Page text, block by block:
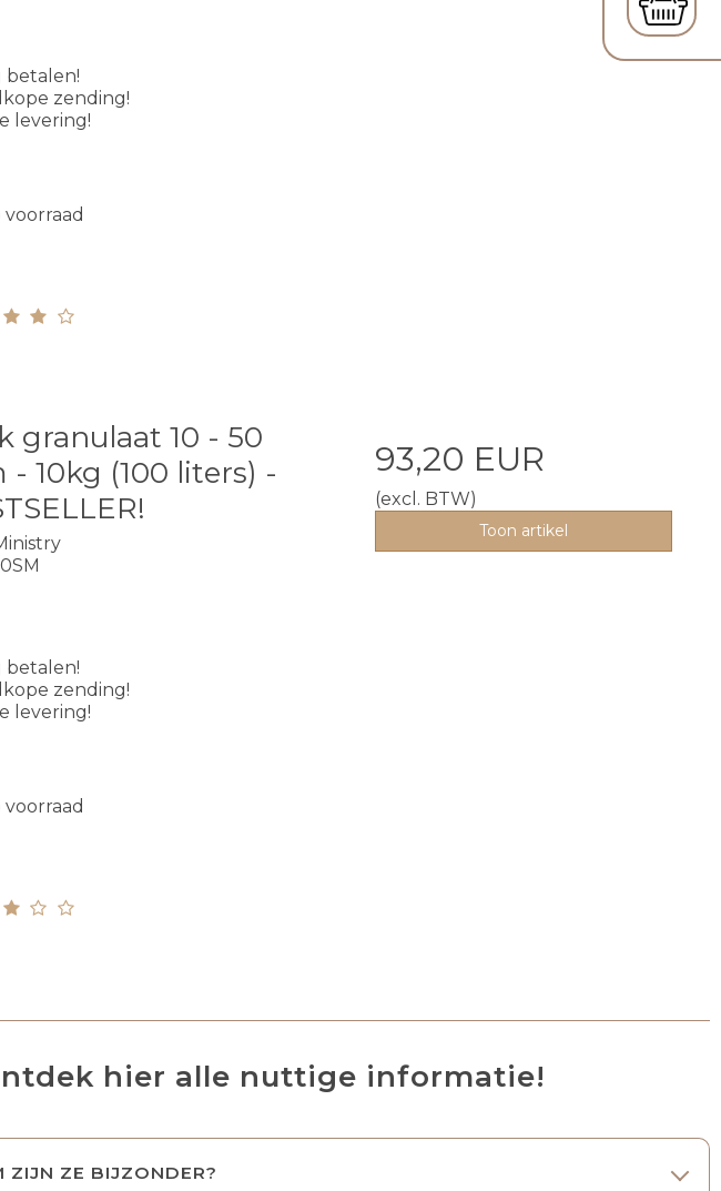
betalen!
zending!
levering!
voorraad
granulaat 10 - 50
- 10kg (100 liters) -
betalen!
zending!
levering!
voorraad
93,20 EUR
(excl. BTW)
Toon artikel
hier alle nuttige informatie!
ZIJN ZE BIJZONDER?